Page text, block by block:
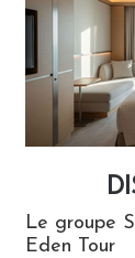
Le groupe
Eden Tour